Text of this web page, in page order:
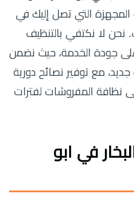
المجهزة التي تصل إليك في
نحن لا نكتفي بالتنظيف
جودة الخدمة، حيث نضمن
مع توفير نصائح دورية
نظافة المفروشات لفترات
في ابو